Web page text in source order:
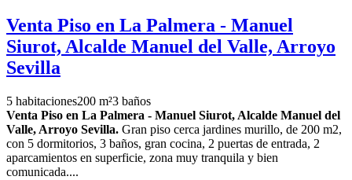
Venta Piso en La Palmera - Manuel
Siurot, Alcalde Manuel del Valle, Arroyo
Sevilla
5 habitaciones200 m²3 baños
Venta Piso en La Palmera - Manuel Siurot, Alcalde Manuel del
Valle, Arroyo Sevilla. Gran piso cerca jardines murillo, de 200 m2,
con 5 dormitorios, 3 baños, gran cocina, 2 puertas de entrada, 2
aparcamientos en superficie, zona muy tranquila y bien
comunicada....